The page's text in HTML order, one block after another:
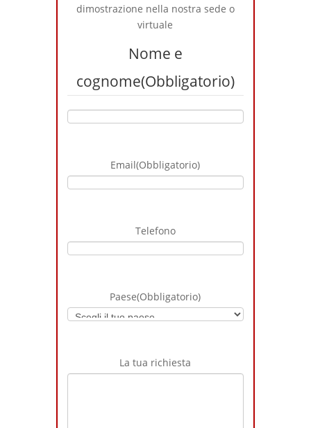
Click the image to open
creatività dell’utente e per accelerare, se
necessario, i tempi di realizzazione.
massimo di 4 discese anche a velocità di
rotazione e/o discesa delle lame differenti
Interamente in acciaio inox.
Collegabile ad internet per aggiornamenti
software e teleassistenza in caso di guasti.
dimostrazione nella nostra sede o
virtuale
Nome e
cognome(Obbligatorio)
Email(Obbligatorio)
Telefono
Paese(Obbligatorio)
La tua richiesta